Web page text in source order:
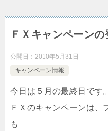
ＦＸキャンペーン
公開日： 2010年5月31日
キャンペーン情報
今日は５月の最終日です。
ＦＸのキャンペーンは、
も